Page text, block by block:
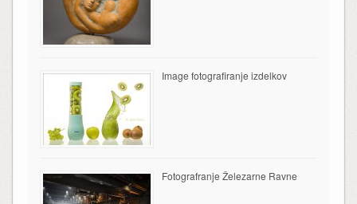
Image fotografiranje izdelkov
Fotografranje Železarne Ravne